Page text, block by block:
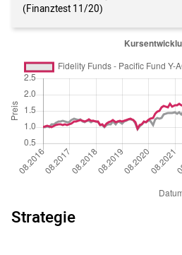
(Finanztest 11/20)
Strategie